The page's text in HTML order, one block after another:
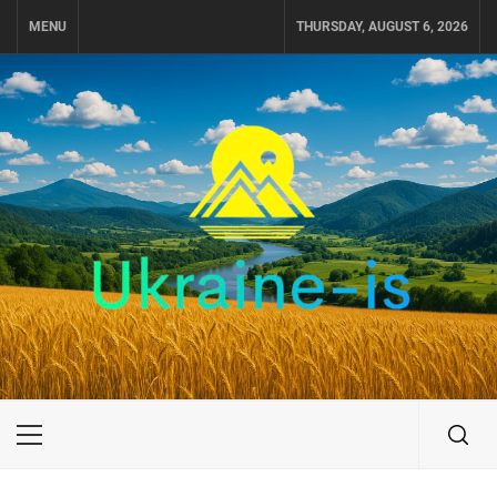
MENU THURSDAY, AUGUST 6, 2026
UKRAINE-IS
ПУТЕШЕСТВИЕ ПО УКРАИНЕ
Primary